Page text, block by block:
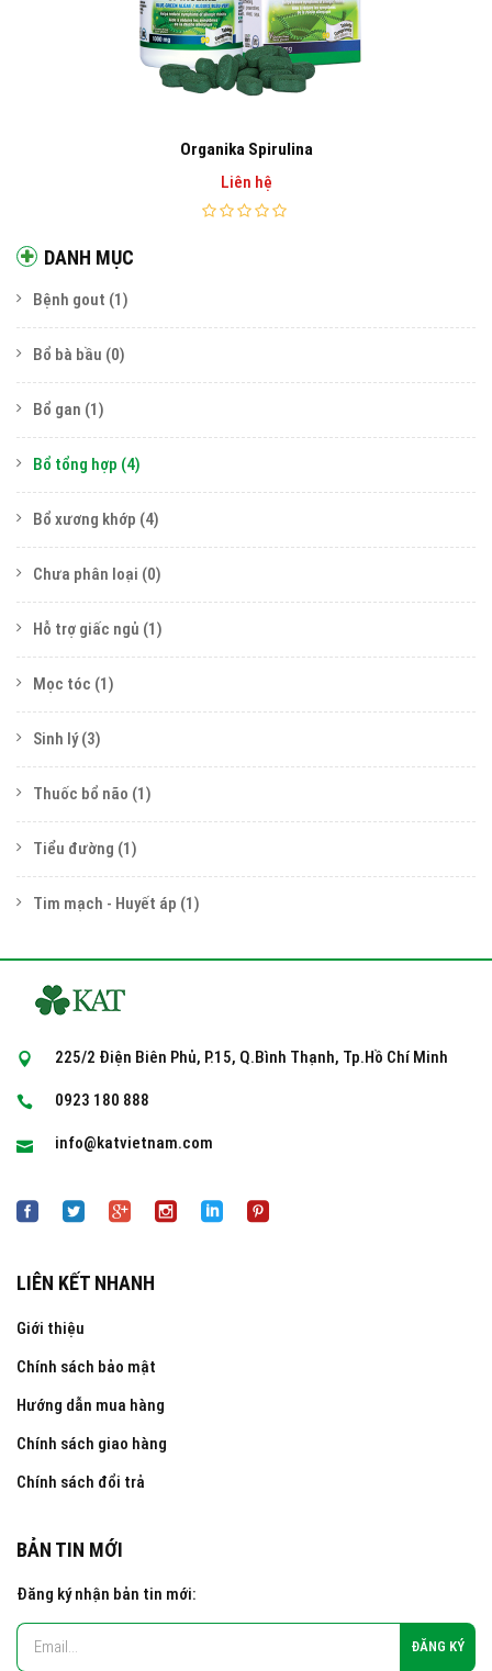
DANH MỤC
Bệnh gout (1)
Bổ bà bầu (0)
Bổ gan (1)
Bổ tổng hợp (4)
Bổ xương khớp (4)
Chưa phân loại (0)
Hỗ trợ giấc ngủ (1)
Mọc tóc (1)
Sinh lý (3)
Thuốc bổ não (1)
Tiểu đường (1)
Tim mạch - Huyết áp (1)
Organika Spirulina
Liên hệ
225/2 Điện Biên Phủ, P.15, Q.Bình Thạnh, Tp.Hồ Chí Minh
0923 180 888
info@katvietnam.com
LIÊN KẾT NHANH
Giới thiệu
Chính sách bảo mật
Hướng dẫn mua hàng
Chính sách giao hàng
Chính sách đổi trả
BẢN TIN MỚI
Đăng ký nhận bản tin mới: